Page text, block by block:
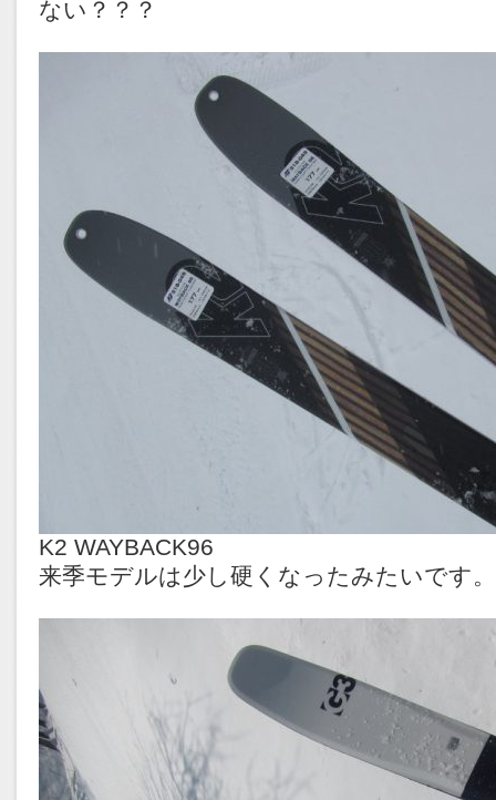
ない？？？
K2 WAYBACK96
来季モデルは少し硬くなったみたいです。